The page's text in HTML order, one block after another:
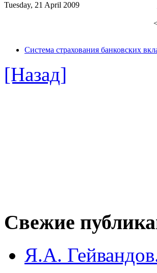
Tuesday, 21 April 2009
Система страхования банковских
[Назад]
Свежие
Я.А.